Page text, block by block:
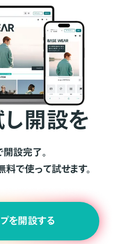
開設を
設完了。
料で使って試せます。
を開設する